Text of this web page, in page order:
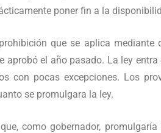
poner fin a la
que se aplica mediante
aprobó el año pasado. La ley
con pocas excepciones. Los
se promulgara la ley.
que, como gobernador,